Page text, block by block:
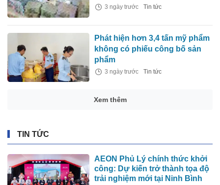
3 ngày trước Tin tức
Phát hiện hơn 3,4 tấn mỹ phẩm
không có phiếu công bố sản
phẩm
3 ngày trước Tin tức
Xem thêm
TIN TỨC
AEON Phủ Lý chính thức khởi
công: Dự kiến trở thành tọa độ
trải nghiệm mới tại Ninh Bình